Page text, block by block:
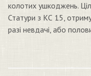
колотих ушкоджень.
Статури з КС 15,
разі невдачі, або